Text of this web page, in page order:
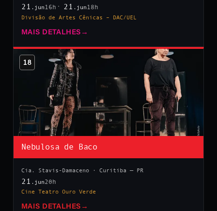
21 .jun 16h 21 .jun 18h
Divisão de Artes Cênicas – DAC/UEL
MAIS DETALHES →
18
Nebulosa de Baco
Cia. Stavis-Damaceno · Curitiba — PR
21 .jun20h
Cine Teatro Ouro Verde
MAIS DETALHES →